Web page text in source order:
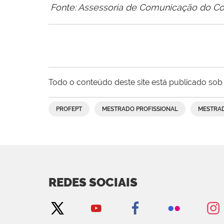
Fonte: Assessoria de Comunicação do
Todo o conteúdo deste site está publicado sob
PROFEPT MESTRADO PROFISSIONAL
REDES SOCIAIS